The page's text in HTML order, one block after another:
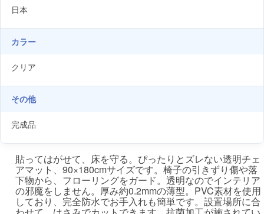
日本
カラー
クリア
その他
完成品
貼ってはがせて、床を守る。ぴったりとズレない透明チェ
アマット、90×180cmサイズです。椅子の引きずり傷や落
下物から、フローリングをガード。透明なのでインテリア
の邪魔をしません。厚み約0.2mmの薄型。PVC素材を使用
しており、完全防水でお手入れも簡単です。設置場所に合